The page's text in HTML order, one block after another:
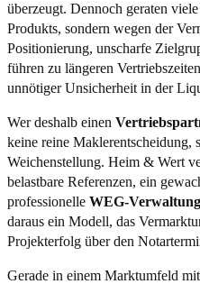
überzeugt. Dennoch geraten
Produkts, sondern wegen der
Positionierung, unscharfe
führen zu längeren
unnötiger Unsicherheit in der
Wer deshalb einen
keine reine Maklerentscheidung,
Weichenstellung. Heim & Wert
belastbare Referenzen, ein
professionelle WEG-Verwaltung
daraus ein Modell, das
Projekterfolg über den
Gerade in einem Marktumfeld